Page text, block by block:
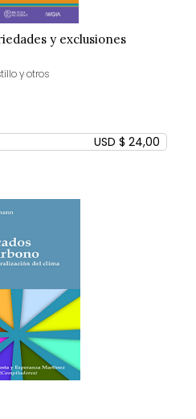
y exclusiones
y otros
USD $ 24,00